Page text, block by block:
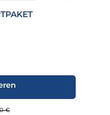
Preis:
€